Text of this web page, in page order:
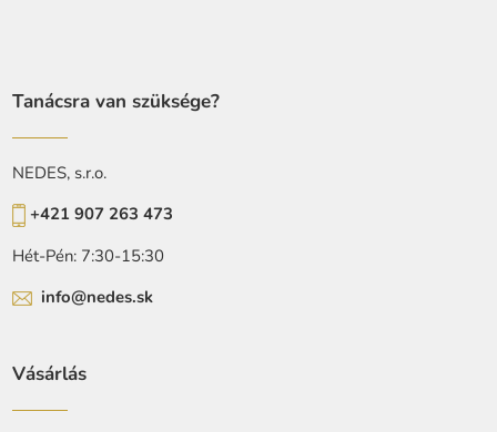
Tanácsra van szüksége?
NEDES, s.r.o.
+421 907 263 473
Hét-Pén: 7:30-15:30
info@nedes.sk
Vásárlás